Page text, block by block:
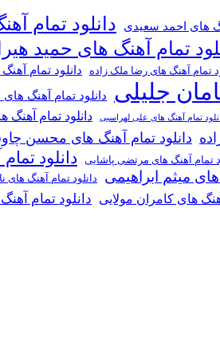
های احمد سعیدی دانلود تمام
تمام آهنگ های حمید
تمام آهنگ های رضا ملک زاده دانلود تمام
جلیلی دانلود تمام آهنگ
تمام آهنگ های علی لهراسبی دانلود تمام
دانلود تمام آهنگ های محسن
تمام آهنگ های مرتضی پاشایی دانلود
میثم ابراهیمی دانلود تمام آهنگ های
های کامران مولایی دانلود تمام